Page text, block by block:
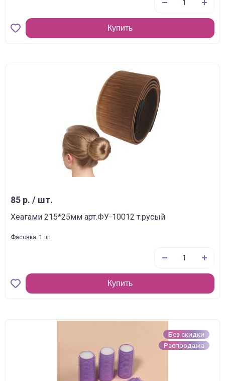
Купить
85 р. / шт.
Хеагами 215*25мм арт.ФУ-10012 т.русый
Фасовка: 1 шт
Купить
Без скидки
Распродажа